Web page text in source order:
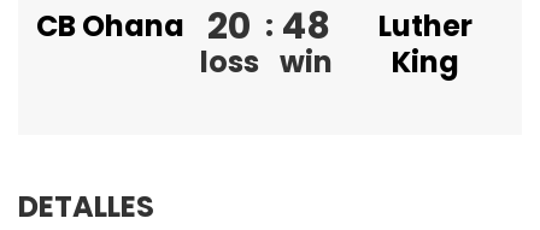
CB Ohana 20
loss
: 48
win
Luther
King
DETALLES